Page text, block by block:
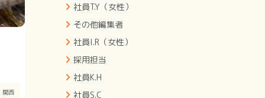
関西
社員T.Y（女性）
その他編集者
社員I.R（女性）
採用担当
社員K.H
社員S.C